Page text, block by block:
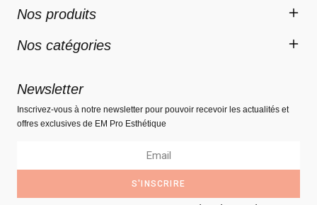
Nos produits
Nos catégories
Newsletter
Inscrivez-vous à notre newsletter pour pouvoir recevoir les actualités et
offres exclusives de EM Pro Esthétique
S'INSCRIRE